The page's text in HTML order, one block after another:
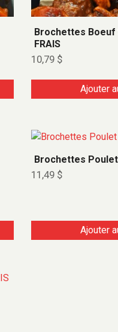
Brochettes Boeuf
FRAIS
10,79 $
Ajouter
Brochettes Poulet
11,49 $
Ajouter